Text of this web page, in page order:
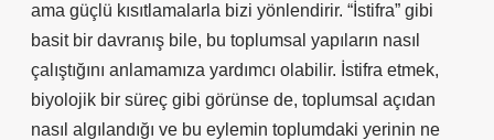
ama güçlü kısıtlamalarla bizi yönlendirir. “İstifra” gibi
basit bir davranış bile, bu toplumsal yapıların nasıl
çalıştığını anlamamıza yardımcı olabilir. İstifra etmek,
biyolojik bir süreç gibi görünse de, toplumsal açıdan
nasıl algılandığı ve bu eylemin toplumdaki yerinin ne